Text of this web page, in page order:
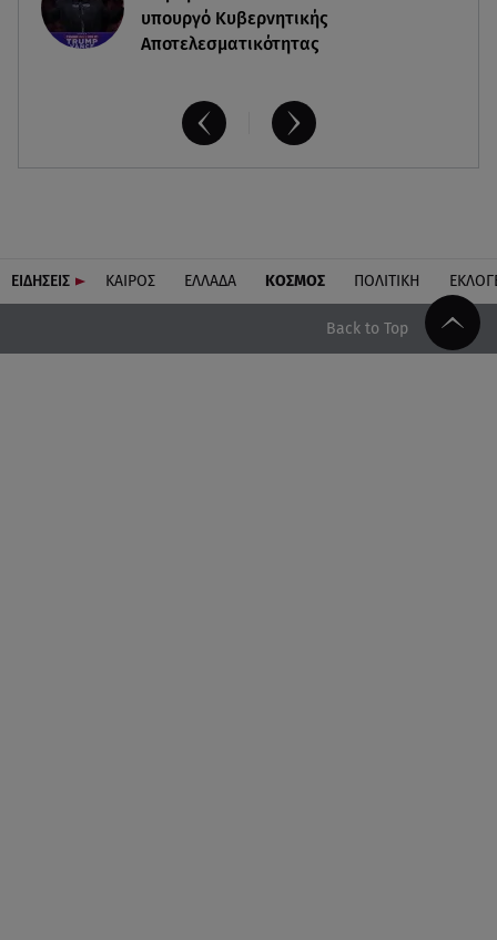
υπουργό Κυβερνητικής
Αποτελεσματικότητας
ΕΙΔΗΣΕΙΣ ΚΑΙΡΟΣ ΕΛΛΑΔΑ ΚΟΣΜΟΣ ΠΟΛΙΤΙΚΗ
Back to Top